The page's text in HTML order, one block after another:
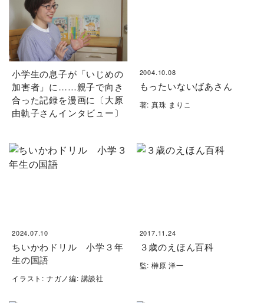
小学生の息子が「いじめの
加害者」に……親子で向き
合った記録を漫画に〔大原
由軌子さんインタビュー〕
2004.10.08
もったいないばあさん
著: 真珠 まりこ
2024.07.10
ちいかわドリル 小学３年
生の国語
イラスト: ナガノ編: 講談社
2017.11.24
３歳のえほん百科
監: 榊原 洋一